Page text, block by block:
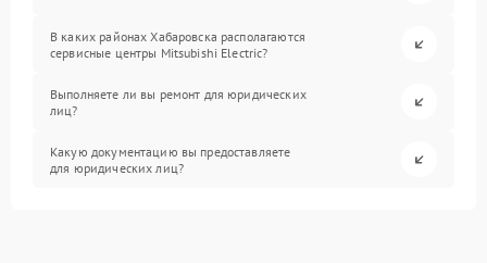
В каких районах Хабаровска располагаются
сервисные центры Mitsubishi Electric?
Выполняете ли вы ремонт для юридических
лиц?
Какую документацию вы предоставляете
для юридических лиц?